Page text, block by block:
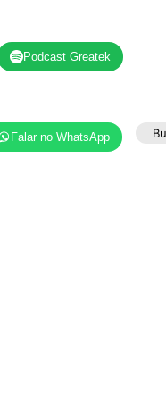
Podcast Greatek
Falar no WhatsApp